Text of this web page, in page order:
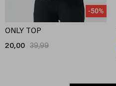
-50%
ONLY TOP
20,00 39,99